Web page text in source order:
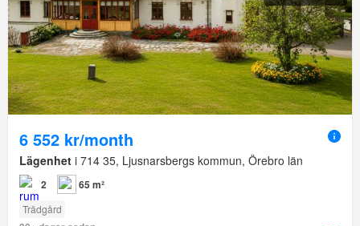
6 552 kr/month
Lägenhet i 714 35, Ljusnarsbergs kommun, Örebro län
2 65 m²
Trädgård